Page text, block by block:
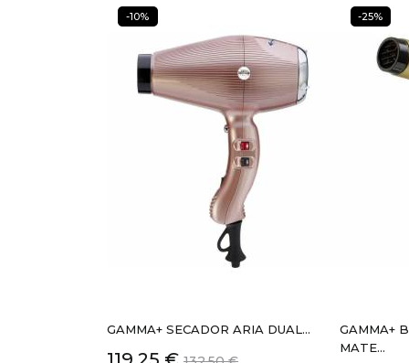
GAMMA+ SECADOR ARIA DUAL...
Precio
Precio
-10%
GAMMA+
MATE...
-25%